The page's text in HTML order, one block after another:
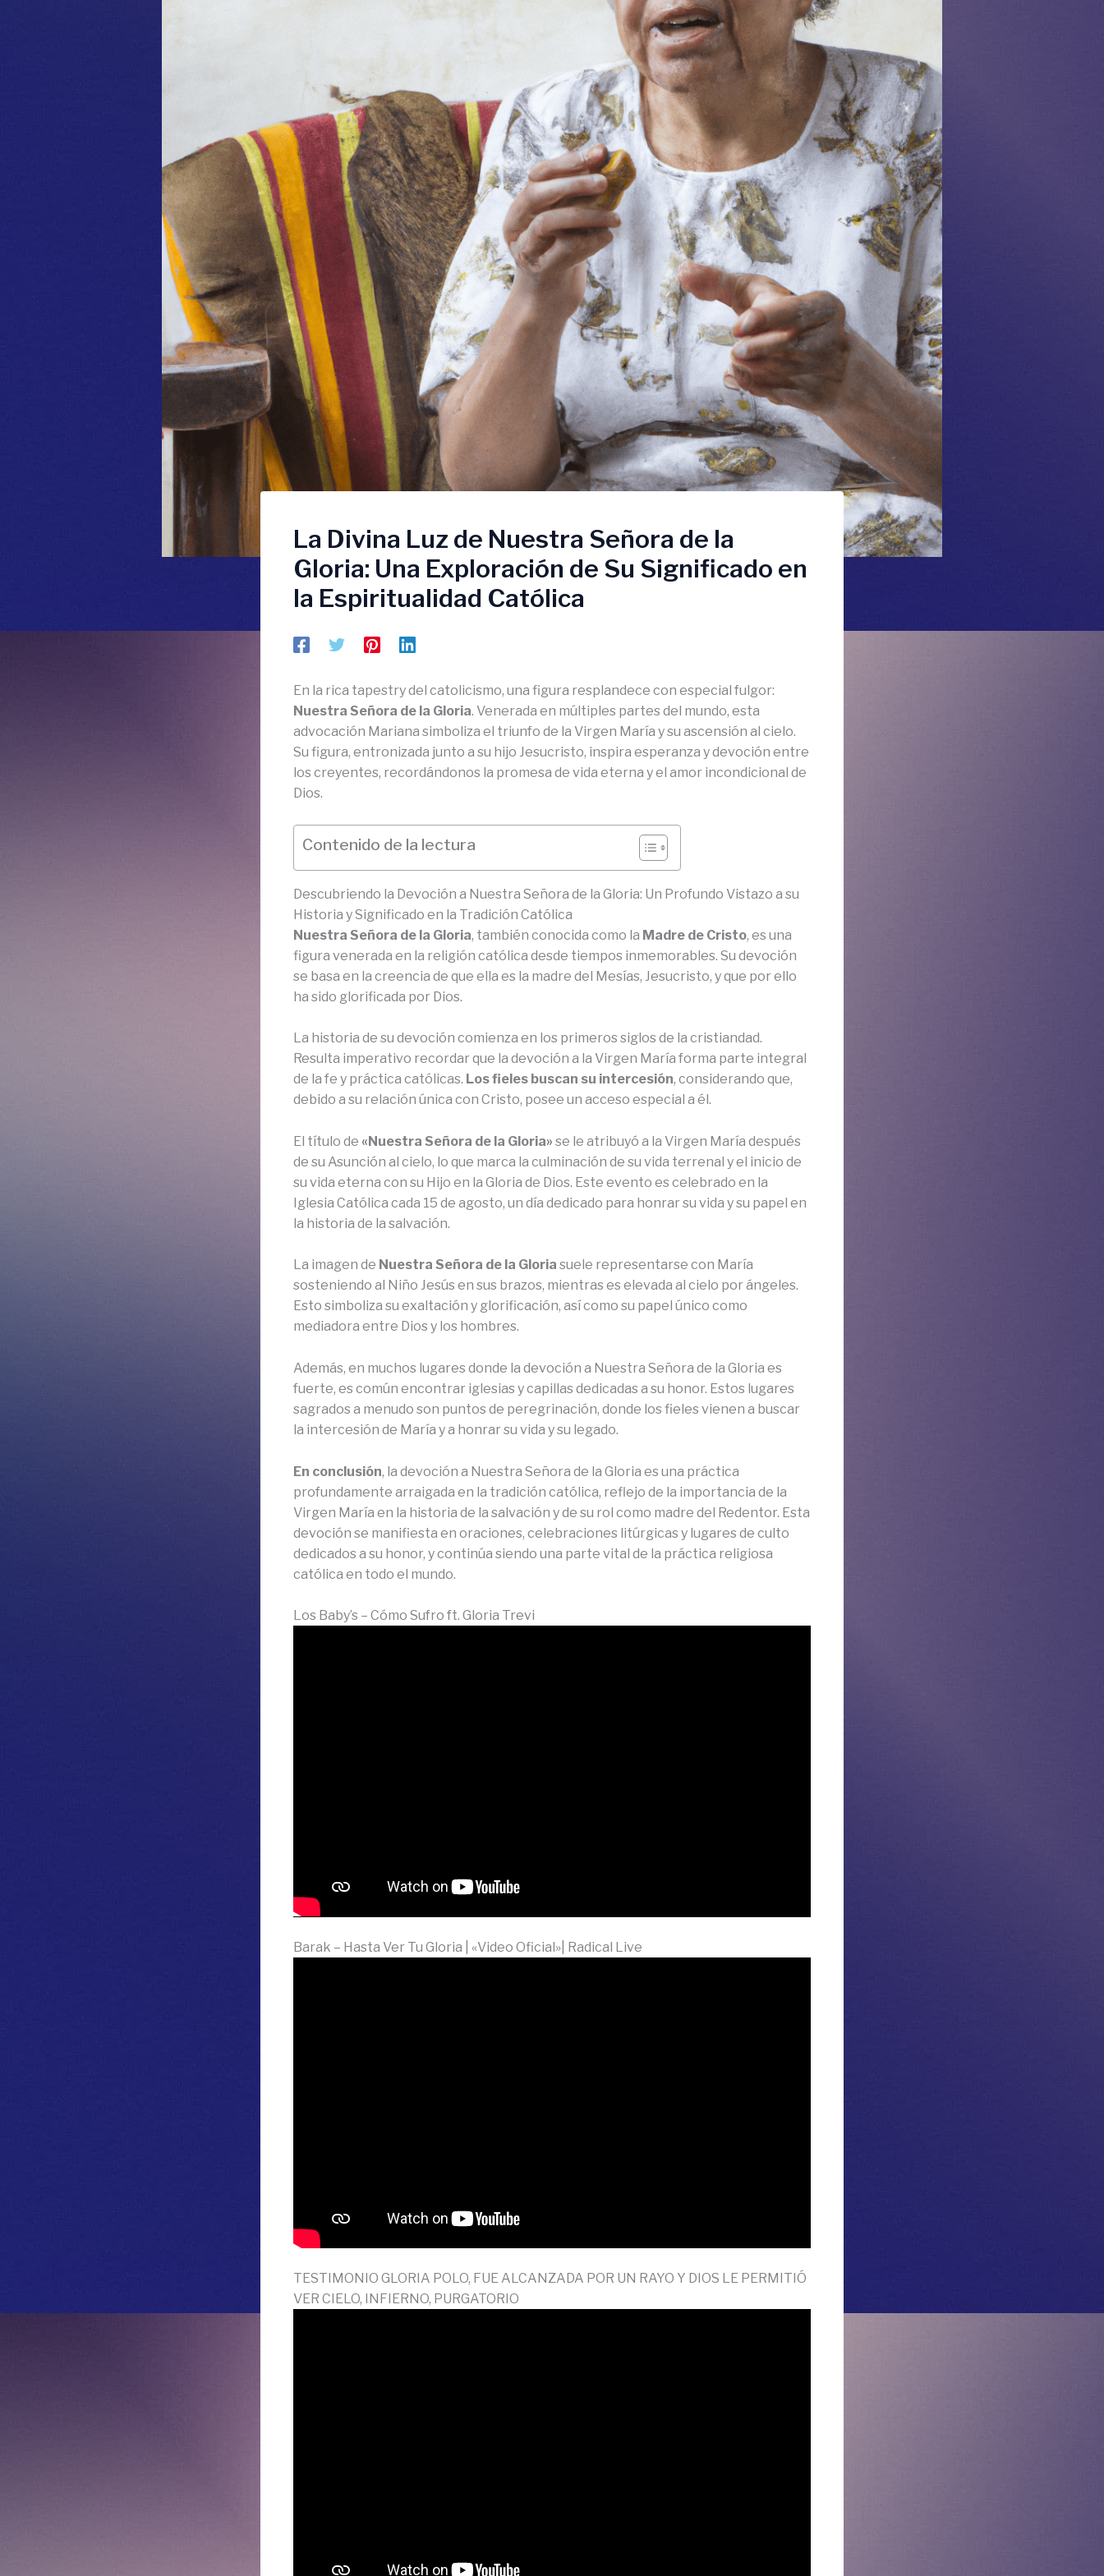
La Divina Luz de Nuestra Señora de la
Gloria: Una Exploración de Su Significado en
la Espiritualidad Católica
En la rica tapestry del catolicismo, una figura resplandece con especial fulgor:
Nuestra Señora de la Gloria. Venerada en múltiples partes del mundo, esta
advocación Mariana simboliza el triunfo de la Virgen María y su ascensión al cielo.
Su figura, entronizada junto a su hijo Jesucristo, inspira esperanza y devoción entre
los creyentes, recordándonos la promesa de vida eterna y el amor incondicional de
Dios.
Contenido de la lectura
Descubriendo la Devoción a Nuestra Señora de la Gloria: Un Profundo Vistazo a su
Historia y Significado en la Tradición Católica
Nuestra Señora de la Gloria, también conocida como la Madre de Cristo, es una
figura venerada en la religión católica desde tiempos inmemorables. Su devoción
se basa en la creencia de que ella es la madre del Mesías, Jesucristo, y que por ello
ha sido glorificada por Dios.
La historia de su devoción comienza en los primeros siglos de la cristiandad.
Resulta imperativo recordar que la devoción a la Virgen María forma parte integral
de la fe y práctica católicas. Los fieles buscan su intercesión, considerando que,
debido a su relación única con Cristo, posee un acceso especial a él.
El título de «Nuestra Señora de la Gloria» se le atribuyó a la Virgen María después
de su Asunción al cielo, lo que marca la culminación de su vida terrenal y el inicio de
su vida eterna con su Hijo en la Gloria de Dios. Este evento es celebrado en la
Iglesia Católica cada 15 de agosto, un día dedicado para honrar su vida y su papel en
la historia de la salvación.
La imagen de Nuestra Señora de la Gloria suele representarse con María
sosteniendo al Niño Jesús en sus brazos, mientras es elevada al cielo por ángeles.
Esto simboliza su exaltación y glorificación, así como su papel único como
mediadora entre Dios y los hombres.
Además, en muchos lugares donde la devoción a Nuestra Señora de la Gloria es
fuerte, es común encontrar iglesias y capillas dedicadas a su honor. Estos lugares
sagrados a menudo son puntos de peregrinación, donde los fieles vienen a buscar
la intercesión de María y a honrar su vida y su legado.
En conclusión, la devoción a Nuestra Señora de la Gloria es una práctica
profundamente arraigada en la tradición católica, reflejo de la importancia de la
Virgen María en la historia de la salvación y de su rol como madre del Redentor. Esta
devoción se manifiesta en oraciones, celebraciones litúrgicas y lugares de culto
dedicados a su honor, y continúa siendo una parte vital de la práctica religiosa
católica en todo el mundo.
Los Baby’s – Cómo Sufro ft. Gloria Trevi
Barak – Hasta Ver Tu Gloria | «Video Oficial»| Radical Live
TESTIMONIO GLORIA POLO, FUE ALCANZADA POR UN RAYO Y DIOS LE PERMITIÓ
VER CIELO, INFIERNO, PURGATORIO